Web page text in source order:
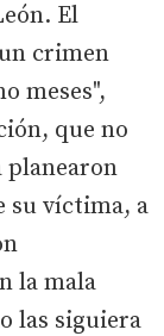
El
crimen
meses",
que no
planearon
su víctima, a
la mala
las siguiera